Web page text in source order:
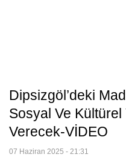
Dipsizgöl’deki
Sosyal Ve Kültürel
Verecek-VİDEO
07 Haziran 2025 - 21:31